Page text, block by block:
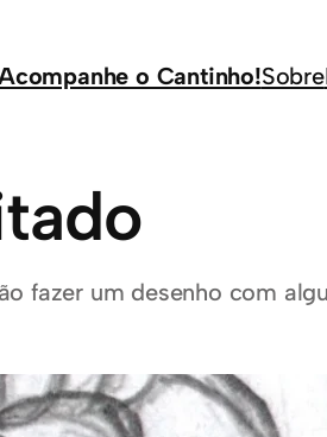
o Cantinho!Sobre
fazer um desenho com